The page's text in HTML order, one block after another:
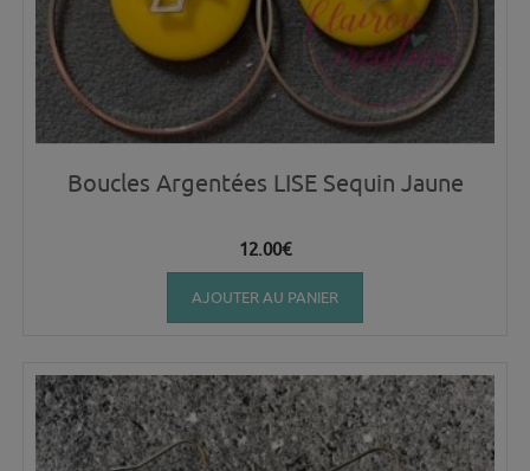
Boucles Argentées LISE Sequin Jaune
12.00€
AJOUTER AU PANIER